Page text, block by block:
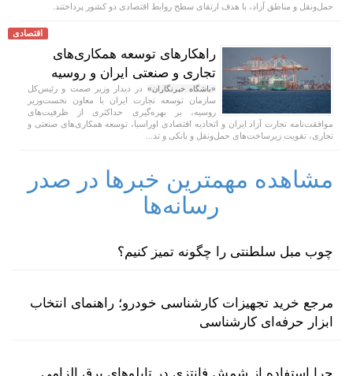
حمل‌ونقل و مناطق آزاد، با هدف ارتقای سطح روابط اقتصادی دو کشور پرداختند.
اقتصادی
راهکارهای توسعه همکاری‌های
تجاری و صنعتی ایران و روسیه
«باشگاه خبرنگاران» در دیدار وزیر صمت و رئیس‌کل
سازمان توسعه تجارت ایران با معاون نخست‌وزیر
روسیه، بر بهره‌گیری حداکثری از ظرفیت‌های
موافقت‌نامه تجارت آزاد ایران و اتحادیه اقتصادی اوراسیا، توسعه همکاری‌های صنعتی و
تجاری، تقویت زیرساخت‌های حمل‌ونقل و بانکی و تد...
مشاهده مهمترین خبرها در صدر
رسانه‌ها
چوب مبل سلطنتی را چگونه تمیز کنیم؟
مرجع خرید تجهیزات کارشناسی خودرو؛ راهنمای انتخاب
ابزار حرفه‌ای کارشناسی
چرا استفاده از شمش فانتزی در تابلوهای برق الزامی